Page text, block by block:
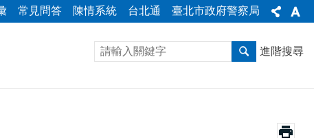
常見問答 陳情系統 台北通 臺北市政府警察局
進階搜尋